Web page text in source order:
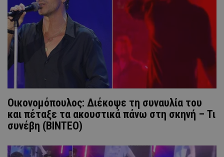
Οικονομόπουλος: Διέκοψε τη συναυλία του
και πέταξε τα ακουστικά πάνω στη σκηνή – Τι
συνέβη (ΒΙΝΤΕΟ)